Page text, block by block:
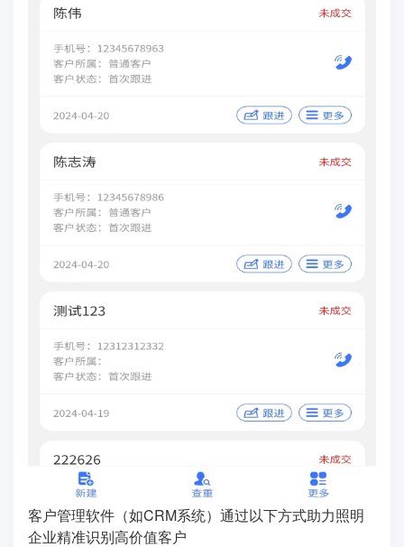
客户管理软件（如CRM系统）通过以下方式助力照明
企业精准识别高价值客户